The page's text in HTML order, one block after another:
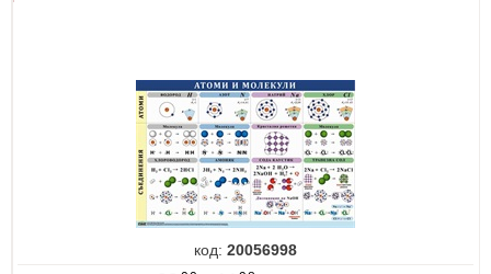
код: 20056998